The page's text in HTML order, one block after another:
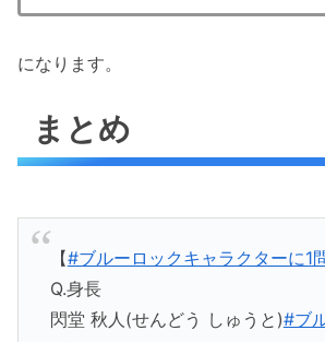
になります。
まとめ
【#ブルーロックキャラクターに1
Q.身長
閃堂 秋人(せんどう しゅうと)#ブ